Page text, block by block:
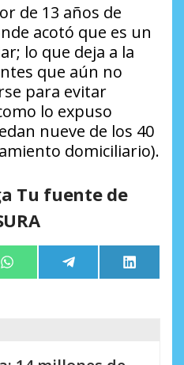
de 13 años de
acotó que es un
lo que deja a la
que aún no
para evitar
lo expuso
nueve de los 40
domiciliario).
Tu fuente de
Compartir
en
WhatsApp Compartir
en
Telegram
en
LinkedIn